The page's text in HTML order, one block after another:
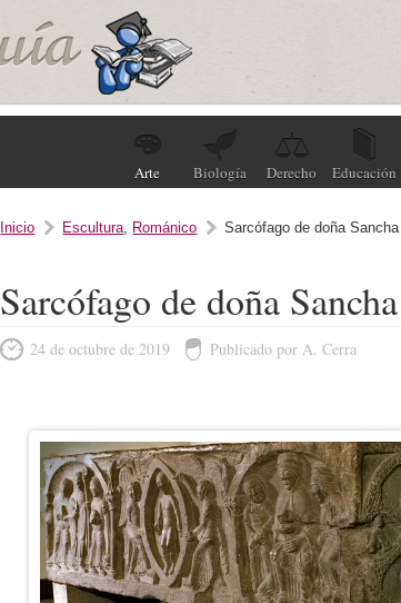
Arte Biología Derecho Educación
Inicio Escultura, Románico Sarcófago de doña Sancha
Sarcófago de doña Sancha
24 de octubre de 2019 Publicado por A. Cerra